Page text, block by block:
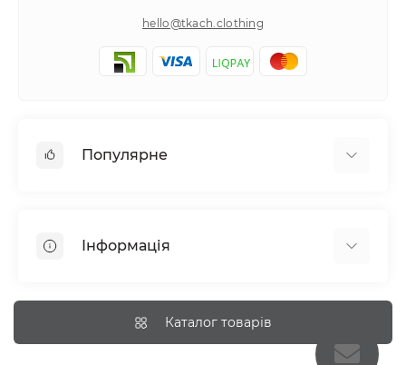
hello@tkach.clothing
Популярне
Простирадла на резинці
Інформація
Доставка
Каталог товарів